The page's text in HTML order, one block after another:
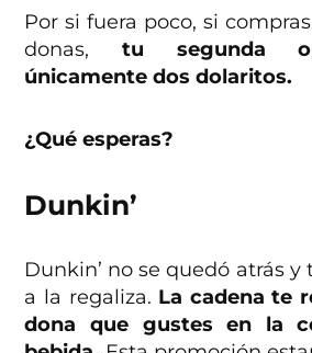
Por si fuera poco, si
donas, tu segunda
únicamente dos dolaritos.
¿Qué esperas?
Dunkin’
Dunkin’ no se quedó atrás
a la regaliza. La cadena te
dona que gustes en la